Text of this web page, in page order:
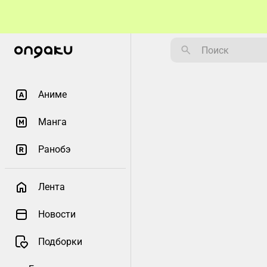
Аниме
Манга
Ранобэ
Лента
Новости
Подборки